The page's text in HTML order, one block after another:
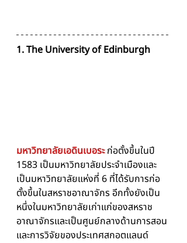
1. The University of Edinburgh
มหาวิทยาลัยเอดินเบอระ ก่อตั้งขึ้นในปี
1583 เป็นมหาวิทยาลัยประจำเมืองและ
เป็นมหาวิทยาลัยแห่งที่ 6 ที่ได้รับการก่อ
ตั้งขึ้นในสหราชอาณาจักร อีกทั้งยังเป็น
หนึ่งในมหาวิทยาลัยเก่าแก่ของสหราช
อาณาจักรและเป็นศูนย์กลางด้านการสอน
และการวิจัยของประเทศสกอตแลนด์